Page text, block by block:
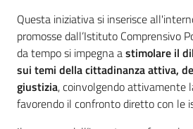
Questa iniziativa si inserisce
promosse dall’Istituto Comprensivo
da tempo si impegna astimolare il
sui temi della cittadinanza attiva,
giustizia, coinvolgendo attivamente
favorendo il confronto diretto con le